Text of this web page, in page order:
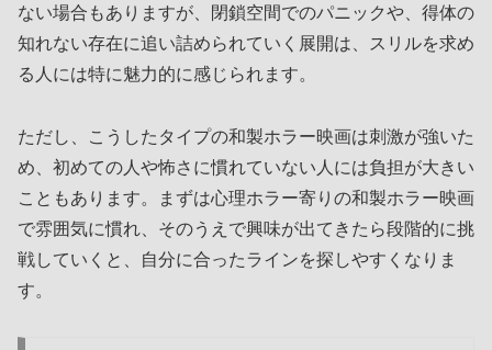
ない場合もありますが、閉鎖空間でのパニックや、得体の
知れない存在に追い詰められていく展開は、スリルを求め
る人には特に魅力的に感じられます。
ただし、こうしたタイプの和製ホラー映画は刺激が強いた
め、初めての人や怖さに慣れていない人には負担が大きい
こともあります。まずは心理ホラー寄りの和製ホラー映画
で雰囲気に慣れ、そのうえで興味が出てきたら段階的に挑
戦していくと、自分に合ったラインを探しやすくなりま
す。